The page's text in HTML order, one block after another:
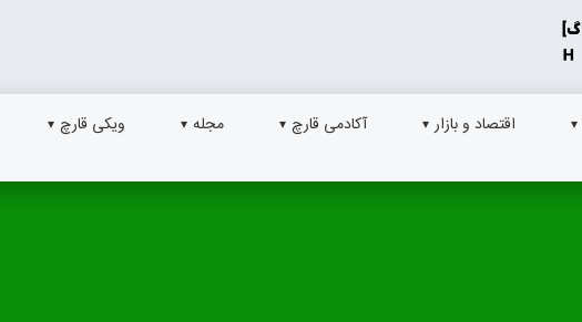
اقتصاد و بازار آکادمی قارچ مجله ویکی قارچ